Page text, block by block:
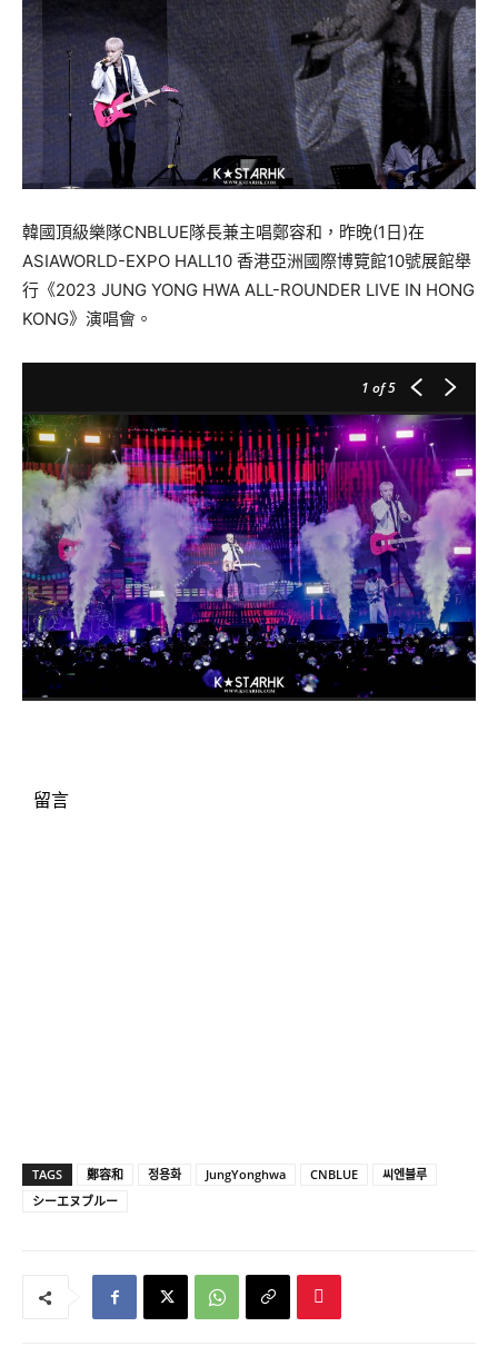
韓國頂級樂隊CNBLUE隊長兼主唱鄭容和，昨晚(1日)在
ASIAWORLD-EXPO HALL10 香港亞洲國際博覽館10號展館舉
行《2023 JUNG YONG HWA ALL-ROUNDER LIVE IN HONG
KONG》演唱會。
1 of 5
留言
TAGS 鄭容和 정용화 JungYonghwa CNBLUE
씨엔블루
シーエヌブルー